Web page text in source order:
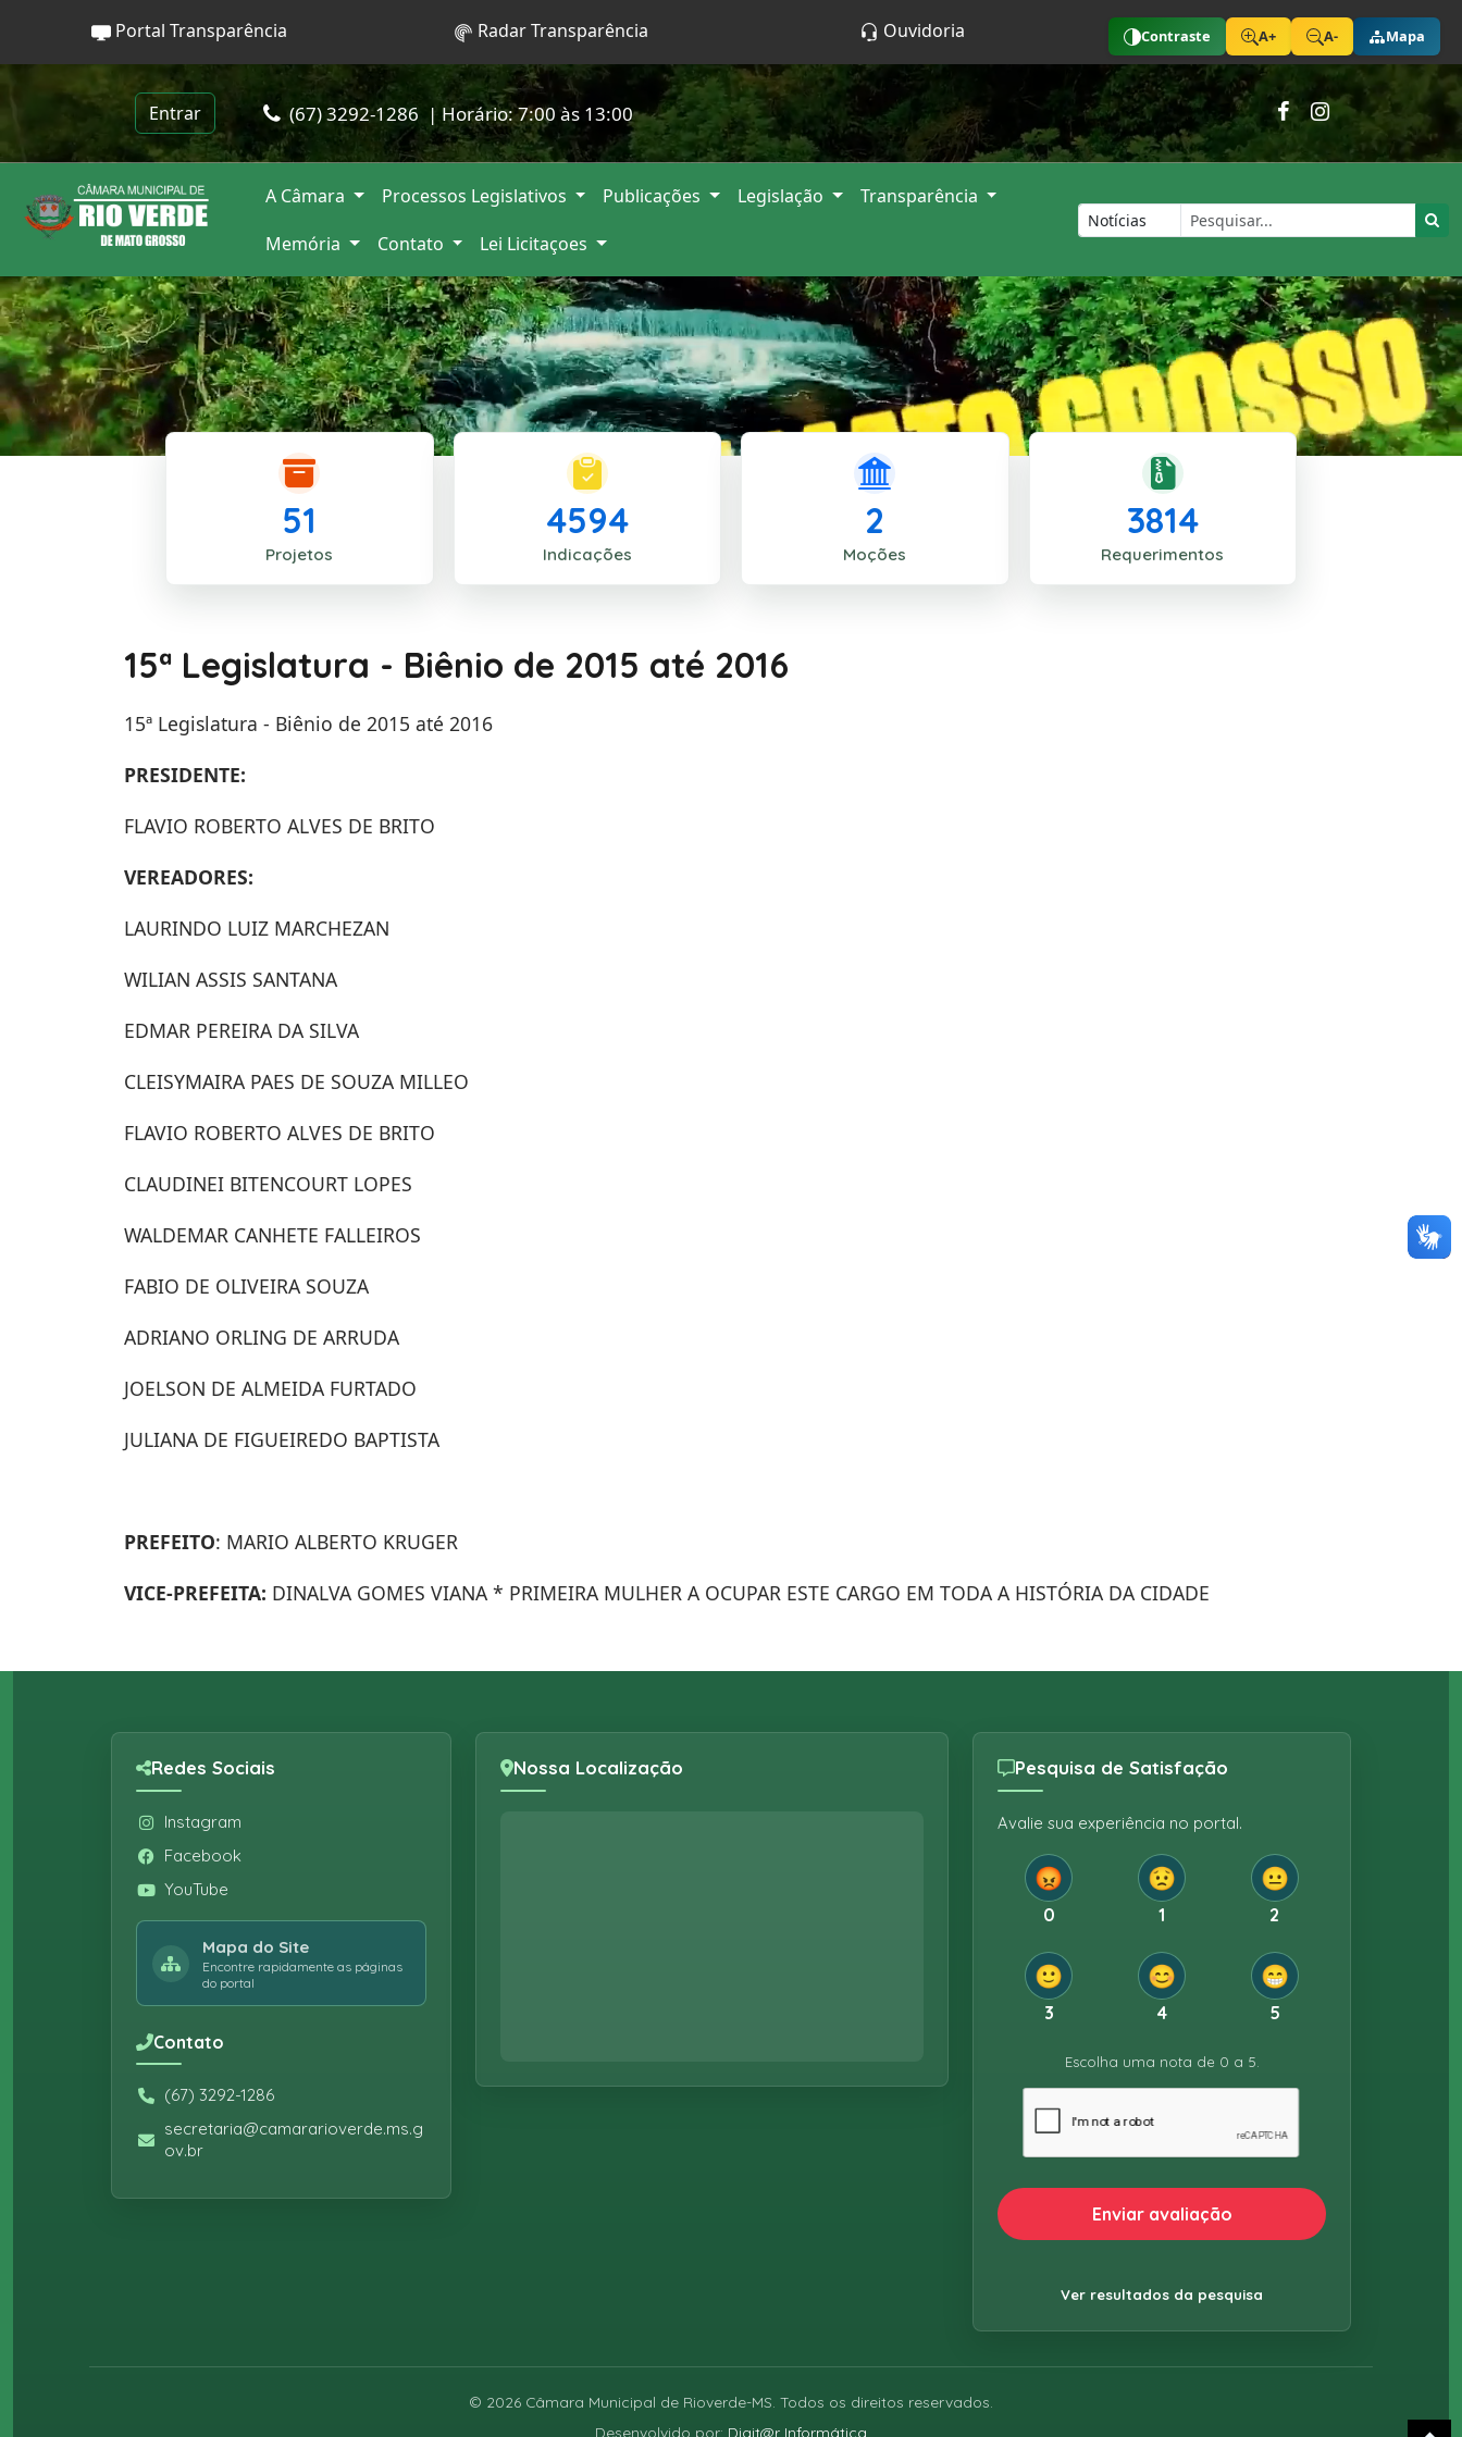
Portal Transparência Radar Transparência Ouvidoria Contraste A+ A- Mapa
Entrar (67) 3292-1286 | Horário: 7:00 às 13:00
A Câmara Processos Legislativos Publicações Legislação
Transparência
Memória
Contato Lei Licitaçoes
51
Projetos
4594
Indicações
2
Moções
3814
Requerimentos
15ª Legislatura - Biênio de 2015 até 2016
15ª Legislatura - Biênio de 2015 até 2016
PRESIDENTE:
FLAVIO ROBERTO ALVES DE BRITO
VEREADORES:
LAURINDO LUIZ MARCHEZAN
WILIAN ASSIS SANTANA
EDMAR PEREIRA DA SILVA
CLEISYMAIRA PAES DE SOUZA MILLEO
FLAVIO ROBERTO ALVES DE BRITO
CLAUDINEI BITENCOURT LOPES
WALDEMAR CANHETE FALLEIROS
FABIO DE OLIVEIRA SOUZA
ADRIANO ORLING DE ARRUDA
JOELSON DE ALMEIDA FURTADO
JULIANA DE FIGUEIREDO BAPTISTA
PREFEITO: MARIO ALBERTO KRUGER
VICE-PREFEITA: DINALVA GOMES VIANA * PRIMEIRA MULHER A OCUPAR ESTE CARGO EM TODA A HISTÓRIA DA CIDADE
Redes Sociais
Instagram
Facebook
YouTube
Mapa do Site
Encontre rapidamente as páginas
do portal
Contato
(67) 3292-1286
secretaria@camararioverde.ms.g
ov.br
Nossa Localização Pesquisa de Satisfação
Avalie sua experiência no portal.
😡
0
😟
1
😐
2
🙂
3
😊
4
😁
5
Escolha uma nota de 0 a 5.
Enviar avaliação
Ver resultados da pesquisa
© 2026 Câmara Municipal de Rioverde-MS. Todos os direitos reservados.
Desenvolvido por: Digit@r Informática